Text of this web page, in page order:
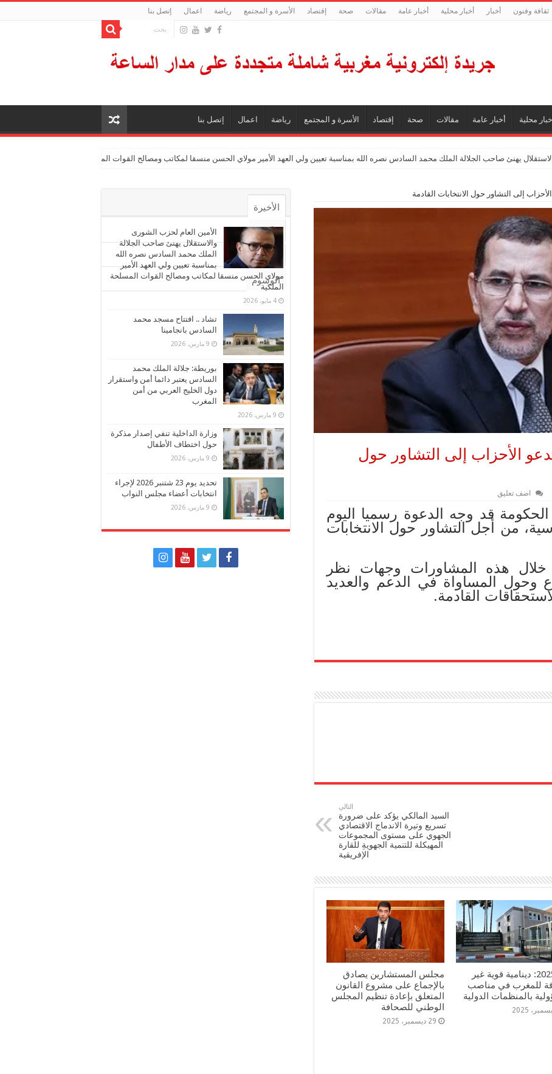
ثقافة وفنون أخبار أخبار محلية أخبار عامة مقالات صحة إقتصاد الأسرة و المجتمع رياضة اعمال إتصل بنا
محلية أخبار عامة مقالات صحة إقتصاد الأسرة و المجتمع رياضة اعمال إتصل بنا
يهنئ صاحب الجلالة الملك محمد السادس نصره الله بمناسبة تعيين ولي العهد الأمير مولاي الحسن منسقا لمكاتب ومصالح القوات المسلحة الملكية
إلى التشاور حول الانتخابات القادمة
الأحزاب إلى التشاور حول
اضف تعليق
قد وجه الدعوة رسميا اليوم
من أجل التشاور حول الانتخابات
هذه المشاورات وجهات نظر
وحول المساواة في الدعم والعديد
القادمة.
التالي
السيد المالكي يؤكد على ضرورة
تسريع وتيرة الاندماج الاقتصادي
الجهوي على مستوى المجموعات
المهيكلة للتنمية الجهويةِ للقارة
الإفريقية
سنة 2025: دينامية قوية غير
للمغرب في مناصب
بالمنظمات الدولية
مجلس المستشارين يصادق
بالإجماع على مشروع القانون
المتعلق بإعادة تنظيم المجلس
الوطني للصحافة
29 ديسمبر، 2025
الأخيرة
الأشهر
تعليقات
الوسوم
الأمين العام لحزب الشورى
والاستقلال يهنئ صاحب الجلالة
الملك محمد السادس نصره الله
بمناسبة تعيين ولي العهد الأمير
مولاي الحسن منسقا لمكاتب ومصالح القوات المسلحة
الملكية
4 مايو، 2026
تشاد .. افتتاح مسجد محمد
السادس بانجامينا
9 مارس، 2026
بوريطة: جلالة الملك محمد
السادس يعتبر دائما أمن واستقرار
دول الخليج العربي من أمن
المغرب
9 مارس، 2026
وزارة الداخلية تنفي إصدار مذكرة
حول اختطاف الأطفال
9 مارس، 2026
تحديد يوم 23 شتنبر 2026 لإجراء
انتخابات أعضاء مجلس النواب
9 مارس، 2026